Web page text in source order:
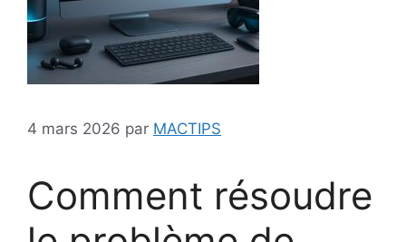
4 mars 2026 par MACTIPS
Comment résoudre